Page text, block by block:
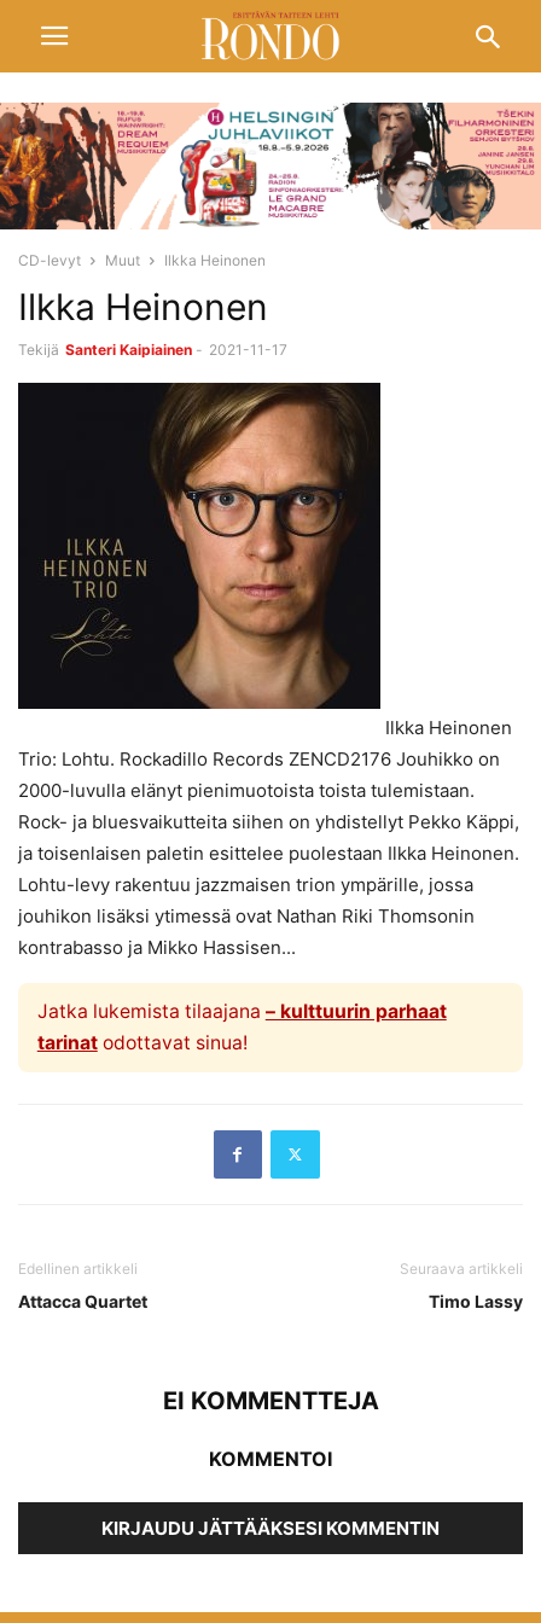
CD-levyt Muut Ilkka Heinonen
Ilkka Heinonen
Tekijä Santeri Kaipiainen - 2021-11-17
Ilkka Heinonen
Trio: Lohtu. Rockadillo Records ZENCD2176 Jouhikko on
2000-luvulla elänyt pienimuotoista toista tulemistaan.
Rock- ja bluesvaikutteita siihen on yhdistellyt Pekko Käppi,
ja toisenlaisen paletin esittelee puolestaan Ilkka Heinonen.
Lohtu-levy rakentuu jazzmaisen trion ympärille, jossa
jouhikon lisäksi ytimessä ovat Nathan Riki Thomsonin
kontrabasso ja Mikko Hassisen...
Jatka lukemista tilaajana – kulttuurin parhaat
tarinatodottavat sinua!
Edellinen artikkeli
Attacca Quartet
Seuraava artikkeli
Timo Lassy
EI KOMMENTTEJA
KOMMENTOI
KIRJAUDU JÄTTÄÄKSESI KOMMENTIN